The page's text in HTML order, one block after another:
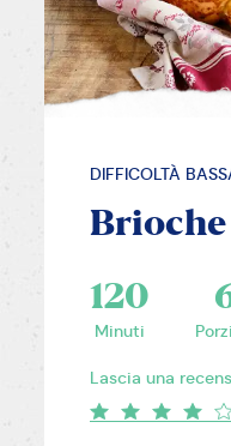
DIFFICOLTÀ
120
Minuti
Lascia una